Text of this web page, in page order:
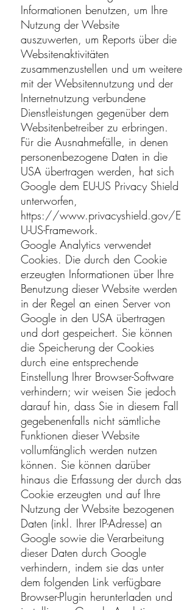
Informationen benutzen, um Ihre
Nutzung der Website
auszuwerten, um Reports über die
Websitenaktivitäten
zusammenzustellen und um weitere
mit der Websitennutzung und der
Internetnutzung verbundene
Dienstleistungen gegenüber dem
Websitenbetreiber zu erbringen.
Für die Ausnahmefälle, in denen
personenbezogene Daten in die
USA übertragen werden, hat sich
Google dem EU-US Privacy Shield
unterworfen,
https://www.privacyshield.gov/E
U-US-Framework.
Google Analytics verwendet
Cookies. Die durch den Cookie
erzeugten Informationen über Ihre
Benutzung dieser Website werden
in der Regel an einen Server von
Google in den USA übertragen
und dort gespeichert. Sie können
die Speicherung der Cookies
durch eine entsprechende
Einstellung Ihrer Browser-Software
verhindern; wir weisen Sie jedoch
darauf hin, dass Sie in diesem Fall
gegebenenfalls nicht sämtliche
Funktionen dieser Website
vollumfänglich werden nutzen
können. Sie können darüber
hinaus die Erfassung der durch das
Cookie erzeugten und auf Ihre
Nutzung der Website bezogenen
Daten (inkl. Ihrer IP-Adresse) an
Google sowie die Verarbeitung
dieser Daten durch Google
verhindern, indem sie das unter
dem folgenden Link verfügbare
Browser-Plugin herunterladen und